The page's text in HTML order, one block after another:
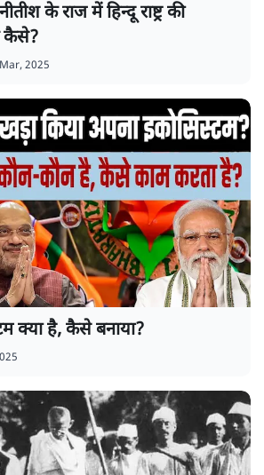
के राज में हिन्दू राष्ट्र की
2025
क्या है, कैसे बनाया?